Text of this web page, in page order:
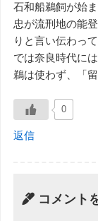
石和船鵜飼が始
忠が流刑地の能
りと言い伝わっ
では奈良時代に
鵜は使わず、「
0
返信
コメント